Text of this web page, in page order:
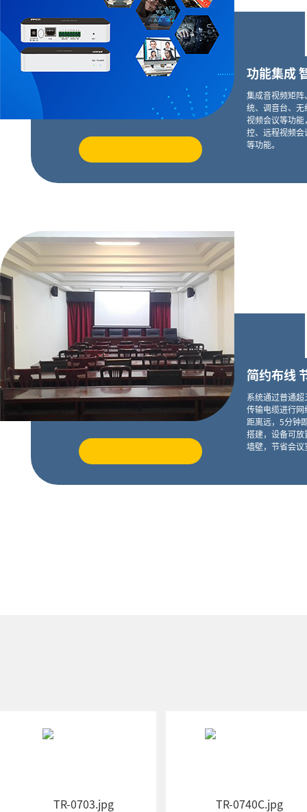
功能集成
集成音视频矩
统、调音台、
视频会议等功
控、远程视频
等功能。
简约布线
系统通过普通
传输电缆进行
距离远，5分钟
搭建，设备可
墙壁，节省会议